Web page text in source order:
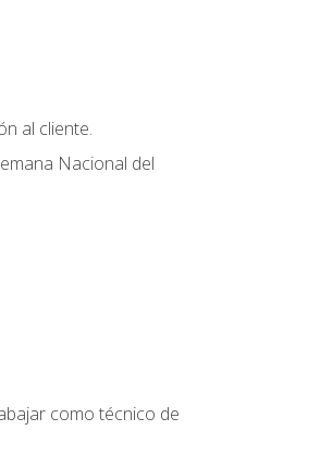
al cliente.
Nacional del
como técnico de